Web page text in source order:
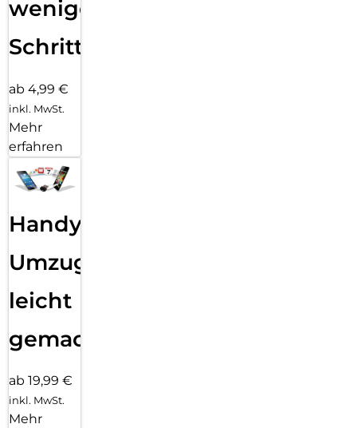
wenigen
Schritten
ab 4,99 €
inkl. MwSt.
Mehr
erfahren
Handy
Umzug
leicht
gemacht!
ab 19,99 €
inkl. MwSt.
Mehr